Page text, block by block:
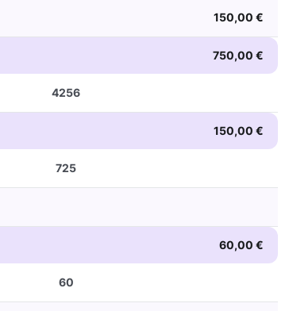
150,00 €
750,00 €
4256
150,00 €
725
60,00 €
60